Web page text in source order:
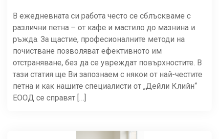
В ежедневната си работа често се сблъскваме с
различни петна – от кафе и мастило до мазнина и
ръжда. За щастие, професионалните методи на
почистване позволяват ефективното им
отстраняване, без да се увреждат повърхностите. В
тази статия ще Ви запознаем с някои от най-честите
петна и как нашите специалисти от „Дейли Клийн“
ЕООД се справят […]